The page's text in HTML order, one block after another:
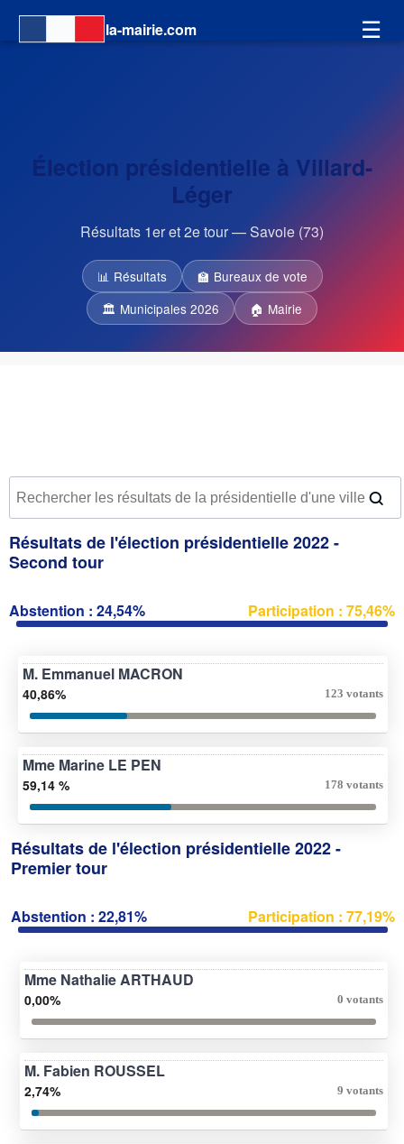
la-mairie.com ☰
Élection présidentielle à Villard-
Léger
Résultats 1er et 2e tour — Savoie (73)
📊 Résultats
🏫 Bureaux de vote
🏛 Municipales 2026
🏠 Mairie
Résultats de l'élection présidentielle 2022 -
Second tour
Abstention : 24,54% Participation : 75,46%
M. Emmanuel MACRON
40,86% 123 votants
Mme Marine LE PEN
59,14 % 178 votants
Résultats de l'élection présidentielle 2022 -
Premier tour
Abstention : 22,81% Participation : 77,19%
Mme Nathalie ARTHAUD
0,00% 0 votants
M. Fabien ROUSSEL
2,74% 9 votants